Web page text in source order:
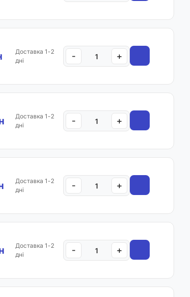
Доставка 1-2
дні
- +
Доставка 1-2
дні
- +
Доставка 1-2
дні
- +
Доставка 1-2
дні
- +